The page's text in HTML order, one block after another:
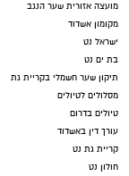
מועצה אזורית שער הנגב
מקומון אשדוד
ישראל נט
בת ים נט
תיקון שער חשמלי בקריית גת
מסלולים לטיולים
טיולים בדרום
עורך דין באשדוד
קריית גת נט
חולון נט